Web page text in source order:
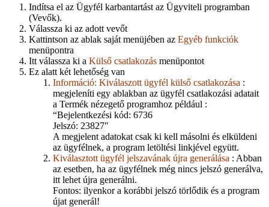
Indítsa el az Ügyfél karbantartást az Ügyviteli programban
(Vevők).
Válassza ki az adott vevőt
Kattintson az ablak saját menüjében az Egyéb funkciók
menüpontra
Itt válassza ki a Külső csatlakozás menüpontot
Ez alatt két lehetőség van
Információ: Kiválaszott ügyfél külső csatlakozása :
megjeleníti egy ablakban az ügyfél csatlakozási adatait
a Termék nézegető programhoz például :
“Bejelentkezési kód: 6736
Jelszó: 23827″
A megjelent adatokat csak ki kell másolni és elküldeni
az ügyfélnek, a program letöltési linkjével együtt.
Kiválasztott ügyfél jelszavának újra generálása : Abban
az esetben, ha az ügyfélnek még nincs jelszó generálva,
itt lehet újra generálni.
Fontos: ilyenkor a korábbi jelszó törlődik és a program
újat generál!